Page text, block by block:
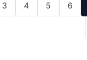
3 4 5 6